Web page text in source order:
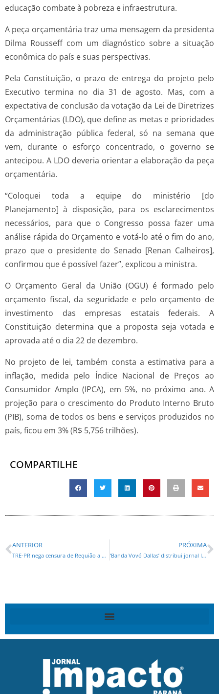
educação combate à pobreza e infraestrutura.
A peça orçamentária traz uma mensagem da presidenta
Dilma Rousseff com um diagnóstico sobre a situação
econômica do país e suas perspectivas.
Pela Constituição, o prazo de entrega do projeto pelo
Executivo termina no dia 31 de agosto. Mas, com a
expectativa de conclusão da votação da Lei de Diretrizes
Orçamentárias (LDO), que define as metas e prioridades
da administração pública federal, só na semana que
vem, durante o esforço concentrado, o governo se
antecipou. A LDO deveria orientar a elaboração da peça
orçamentária.
“Coloquei toda a equipe do ministério [do
Planejamento] à disposição, para os esclarecimentos
necessários, para que o Congresso possa fazer uma
análise rápida do Orçamento e votá-lo até o fim do ano,
prazo que o presidente do Senado [Renan Calheiros],
confirmou que é possível fazer”, explicou a ministra.
O Orçamento Geral da União (OGU) é formado pelo
orçamento fiscal, da seguridade e pelo orçamento de
investimento das empresas estatais federais. A
Constituição determina que a proposta seja votada e
aprovada até o dia 22 de dezembro.
No projeto de lei, também consta a estimativa para a
inflação, medida pelo Índice Nacional de Preços ao
Consumidor Amplo (IPCA), em 5%, no próximo ano. A
projeção para o crescimento do Produto Interno Bruto
(PIB), soma de todos os bens e serviços produzidos no
país, ficou em 3% (R$ 5,756 trilhões).
COMPARTILHE
ANTERIOR
TRE-PR nega censura de Requião a Boechat
PRÓXIMA
‘Banda Vovó Dallas’ distribui jornal Impacto em Paranaguá